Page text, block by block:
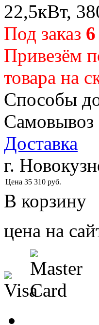
22,5кВт,
Под заказ 6
Привезём
товара на
Способы
Самовывоз
Доставка
г.
Цена 35 310 руб.
В корзину
цена на